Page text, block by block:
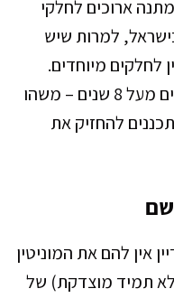
ארוכים לחלקי
למרות שיש
לחלקים מיוחדים.
בנוסף, קשה למצוא חלפים לדגמים מעל 8 שנים – משהו
להחזיק את
שם
אין להם את המוניטין
תמיד מוצדקת) של